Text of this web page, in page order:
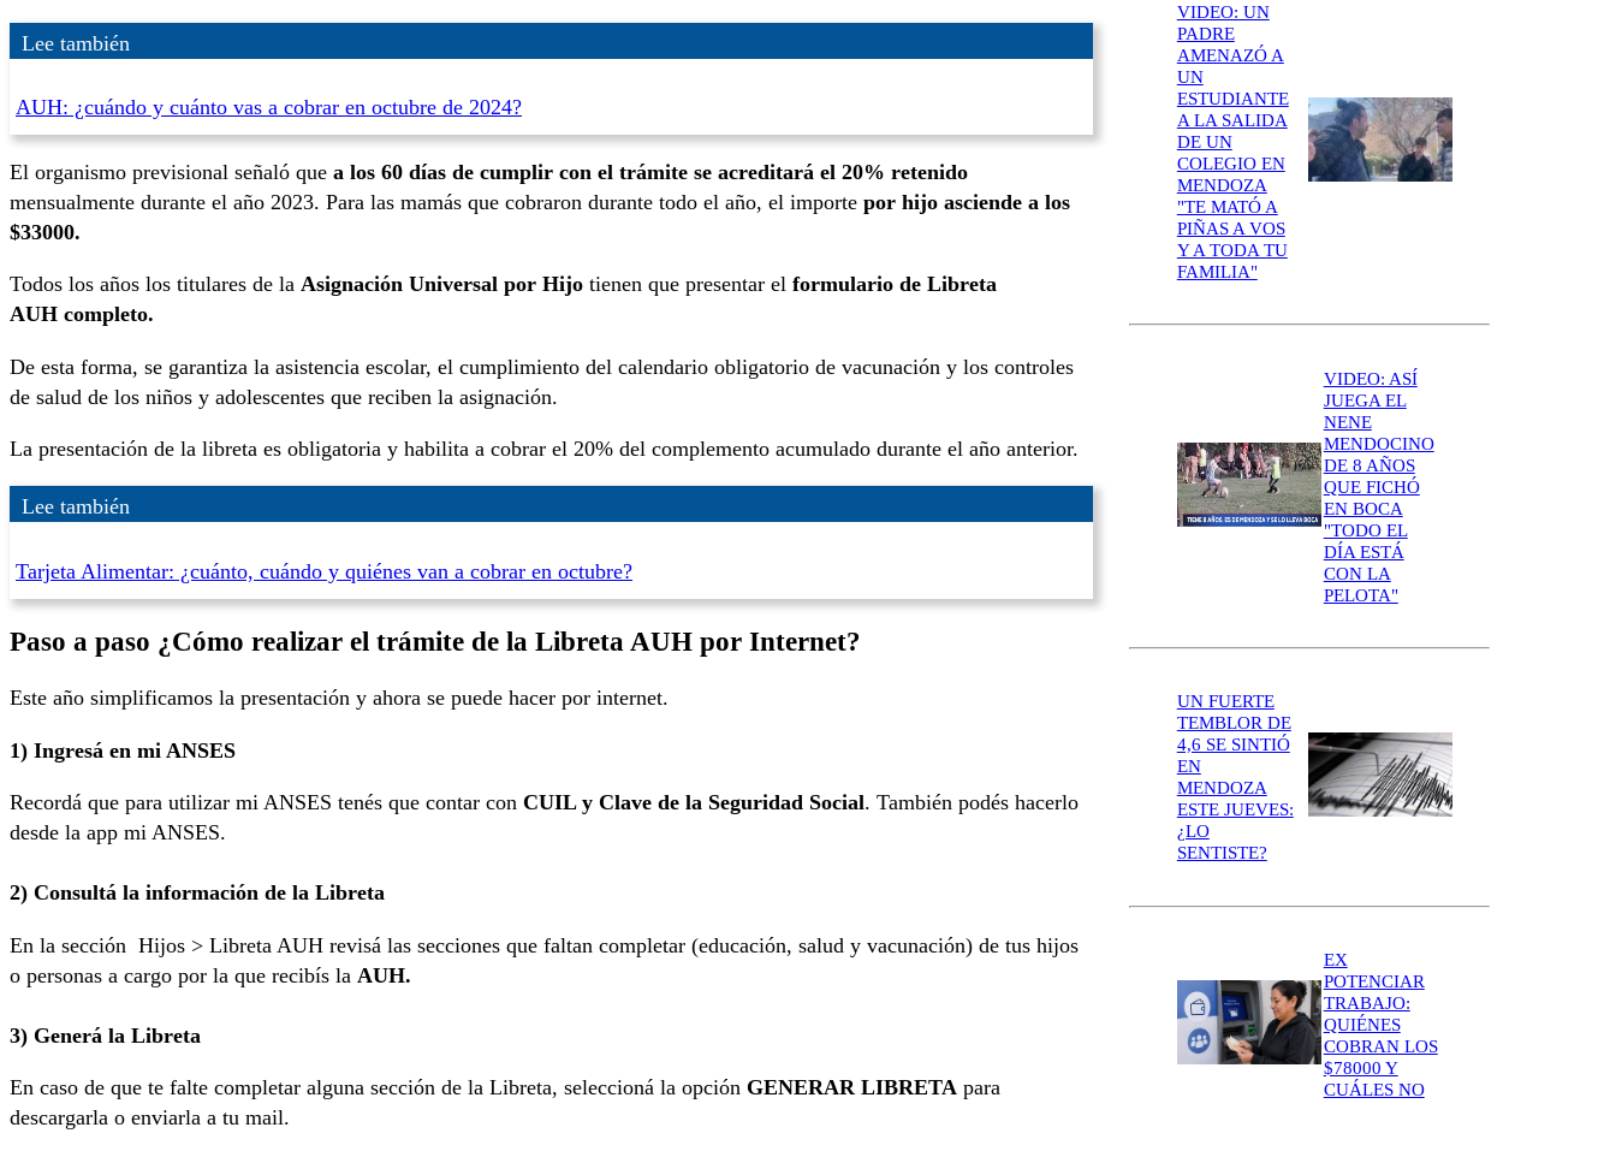
Lee también
AUH: ¿cuándo y cuánto vas a cobrar en octubre de 2024?
El organismo previsional señaló que a los 60 días de cumplir con el trámite se acreditará el 20% retenido
mensualmente durante el año 2023. Para las mamás que cobraron durante todo el año, el importe por hijo asciende a los
$33000.
Todos los años los titulares de la Asignación Universal por Hijo tienen que presentar el formulario de Libreta
AUH completo.
De esta forma, se garantiza la asistencia escolar, el cumplimiento del calendario obligatorio de vacunación y los controles
de salud de los niños y adolescentes que reciben la asignación.
La presentación de la libreta es obligatoria y habilita a cobrar el 20% del complemento acumulado durante el año anterior.
Lee también
Tarjeta Alimentar: ¿cuánto, cuándo y quiénes van a cobrar en octubre?
Paso a paso ¿Cómo realizar el trámite de la Libreta AUH por Internet?
Este año simplificamos la presentación y ahora se puede hacer por internet.
1) Ingresá en mi ANSES
Recordá que para utilizar mi ANSES tenés que contar con CUIL y Clave de la Seguridad Social. También podés hacerlo
desde la app mi ANSES.
2) Consultá la información de la Libreta
En la sección Hijos > Libreta AUH revisá las secciones que faltan completar (educación, salud y vacunación) de tus hijos
o personas a cargo por la que recibís la AUH.
3) Generá la Libreta
En caso de que te falte completar alguna sección de la Libreta, seleccioná la opción GENERAR LIBRETA para
descargarla o enviarla a tu mail.
VIDEO: UN
PADRE
AMENAZÓ A
UN
ESTUDIANTE
A LA SALIDA
DE UN
COLEGIO EN
MENDOZA
"TE MATÓ A
PIÑAS A VOS
Y A TODA TU
FAMILIA"
VIDEO: ASÍ
JUEGA EL
NENE
MENDOCINO
DE 8 AÑOS
QUE FICHÓ
EN BOCA
"TODO EL
DÍA ESTÁ
CON LA
PELOTA"
UN FUERTE
TEMBLOR DE
4,6 SE SINTIÓ
EN
MENDOZA
ESTE JUEVES:
¿LO
SENTISTE?
EX
POTENCIAR
TRABAJO:
QUIÉNES
COBRAN LOS
$78000 Y
CUÁLES NO